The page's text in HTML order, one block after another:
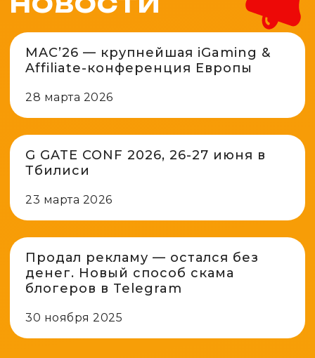
MAC’26 — крупнейшая iGaming &
Affiliate-конференция Европы
28 марта 2026
G GATE CONF 2026, 26-27 июня в
Тбилиси
23 марта 2026
Продал рекламу — остался без
денег. Новый способ скама
блогеров в Telegram
30 ноября 2025